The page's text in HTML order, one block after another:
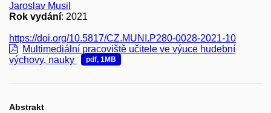
Jaroslav Musil
Rok vydání: 2021
https://doi.org/10.5817/CZ.MUNI.P280-0028-2021-10
Multimediální pracoviště učitele ve výuce hudební
výchovy, nauky
pdf, 1MB
Abstrakt